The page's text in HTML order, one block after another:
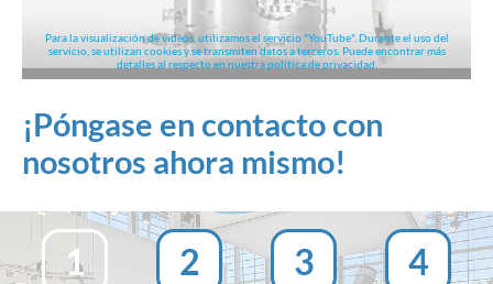
Para la visualización de videos, utilizamos el servicio "YouTube". Durante el uso del
servicio, se utilizan cookies y se transmiten datos a terceros. Puede encontrar más
detalles al respecto en nuestra política de privacidad.
¡Póngase en contacto con
nosotros ahora mismo!
1 2 3 4